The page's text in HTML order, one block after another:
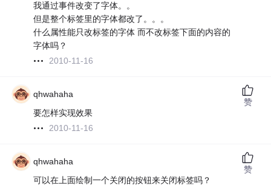
我通过事件改变了字体。。
但是整个标签里的字体都改了。。。
什么属性能只改标签的字体 而不改标签下面的内容的
字体吗？
2010-11-16
qhwahaha
要怎样实现效果
2010-11-16
赞
qhwahaha
可以在上面绘制一个关闭的按钮来关闭标签吗？
赞